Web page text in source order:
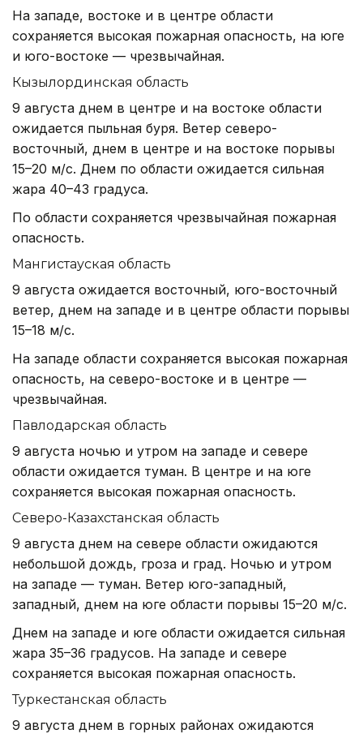
На западе, востоке и в центре области
сохраняется высокая пожарная опасность, на юге
и юго-востоке — чрезвычайная.
Кызылординская область
9 августа днем в центре и на востоке области
ожидается пыльная буря. Ветер северо-
восточный, днем в центре и на востоке порывы
15–20 м/с. Днем по области ожидается сильная
жара 40–43 градуса.
По области сохраняется чрезвычайная пожарная
опасность.
Мангистауская область
9 августа ожидается восточный, юго-восточный
ветер, днем на западе и в центре области порывы
15–18 м/с.
На западе области сохраняется высокая пожарная
опасность, на северо-востоке и в центре —
чрезвычайная.
Павлодарская область
9 августа ночью и утром на западе и севере
области ожидается туман. В центре и на юге
сохраняется высокая пожарная опасность.
Северо-Казахстанская область
9 августа днем на севере области ожидаются
небольшой дождь, гроза и град. Ночью и утром
на западе — туман. Ветер юго-западный,
западный, днем на юге области порывы 15–20 м/с.
Днем на западе и юге области ожидается сильная
жара 35–36 градусов. На западе и севере
сохраняется высокая пожарная опасность.
Туркестанская область
9 августа днем в горных районах ожидаются